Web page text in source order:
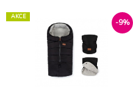
pěny, a má snímatelný
bavlněný potah, který lze
prát. Díky zipu lze potah
jednoduše sundat. Potah má
velmi příjemné barvy a zdobí
ho obrázek dinosaura, čímž
AKCE
-9%